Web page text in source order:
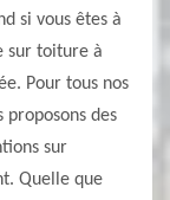
si vous êtes à
sur toiture à
Pour tous nos
des
sur
Quelle que